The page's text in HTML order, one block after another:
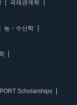
국제관계학
농・수산학
Scholarships